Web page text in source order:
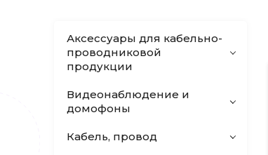
Аксессуары для кабельно-
проводниковой
продукции
Видеонаблюдение и
домофоны
Кабель, провод